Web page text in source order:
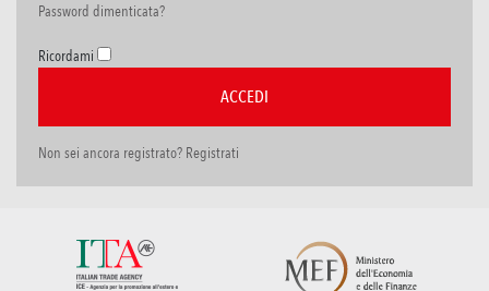
Password dimenticata?
Ricordami
Non sei ancora registrato? Registrati